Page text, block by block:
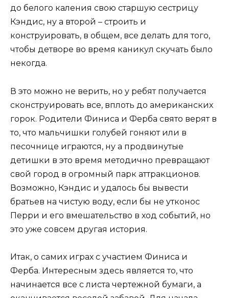
до белого каления свою старшую сестрицу
Кэндис, ну а второй – строить и
конструировать, в общем, все делать для того,
чтобы детворе во время каникул скучать было
некогда.
В это можно не верить, но у ребят получается
сконструировать все, вплоть до американских
горок. Родители Финиса и Ферба свято верят в
то, что мальчишки голубей гоняют или в
песочнице играются, ну а продвинутые
детишки в это время методично превращают
свой город в огромный парк аттракционов.
Возможно, Кэндис и удалось бы вывести
братьев на чистую воду, если бы не утконос
Перри и его вмешательство в ход событий, но
это уже совсем другая история.
Итак, о самих играх с участием Финиса и
Ферба. Интересным здесь является то, что
начинается все с листа чертежной бумаги, а